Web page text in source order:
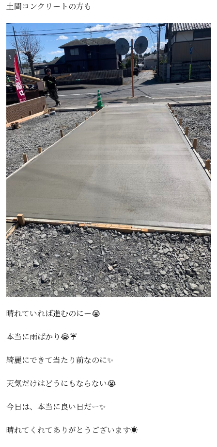
土間コンクリートの方も
晴れていれば進むのにー😭
本当に雨ばかり😭☔️
綺麗にできて当たり前なのに✨
天気だけはどうにもならない😭
今日は、本当に良い日だー✨
晴れてくれてありがとうございます☀️